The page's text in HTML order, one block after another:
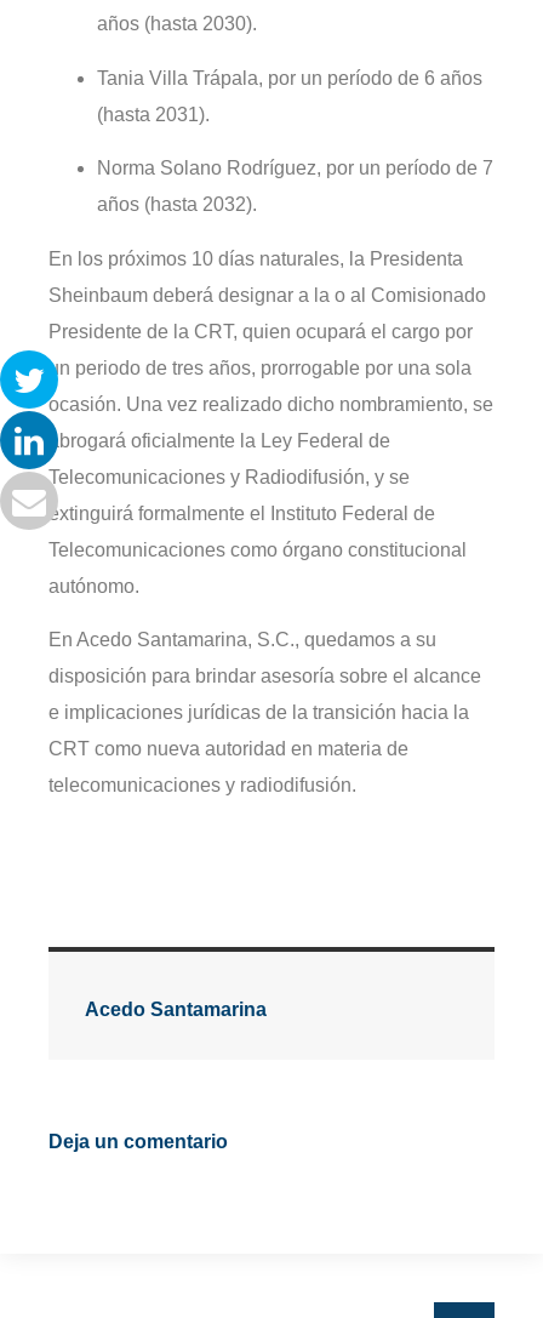
años (hasta 2030).
Tania Villa Trápala, por un período de 6 años
(hasta 2031).
Norma Solano Rodríguez, por un período de 7
años (hasta 2032).
En los próximos 10 días naturales, la Presidenta
Sheinbaum deberá designar a la o al Comisionado
Presidente de la CRT, quien ocupará el cargo por
un periodo de tres años, prorrogable por una sola
ocasión. Una vez realizado dicho nombramiento, se
abrogará oficialmente la Ley Federal de
Telecomunicaciones y Radiodifusión, y se
extinguirá formalmente el Instituto Federal de
Telecomunicaciones como órgano constitucional
autónomo.
En Acedo Santamarina, S.C., quedamos a su
disposición para brindar asesoría sobre el alcance
e implicaciones jurídicas de la transición hacia la
CRT como nueva autoridad en materia de
telecomunicaciones y radiodifusión.
Acedo Santamarina
Deja un comentario